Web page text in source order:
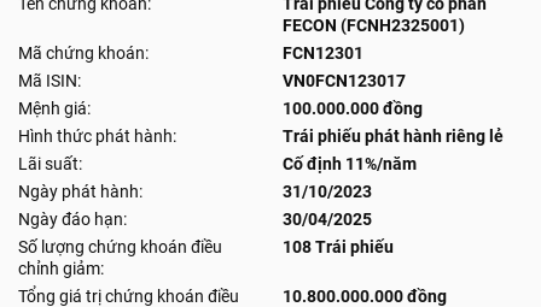
FECON (FCNH2325001)
Mã chứng khoán:
FCN12301
Mã ISIN:
VN0FCN123017
Mệnh giá:
100.000.000 đồng
Hình thức phát hành:
Trái phiếu phát hành riêng lẻ
Lãi suất:
Cố định 11%/năm
Ngày phát hành:
31/10/2023
Ngày đáo hạn:
30/04/2025
Số lượng chứng khoán điều
chỉnh giảm:
108 Trái phiếu
Tổng giá trị chứng khoán điều
10.800.000.000 đồng